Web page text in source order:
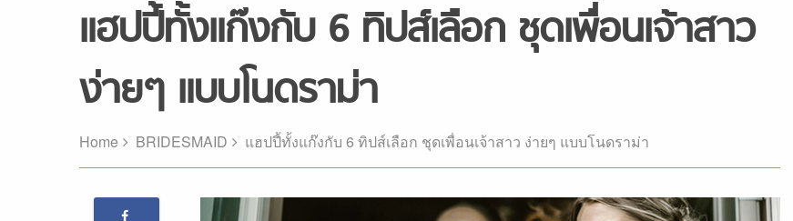
แฮปปี้ทั้งแก๊งกับ 6 ทิปส์เลือก ชุดเพื่อนเจ้าสาว
ง่ายๆ แบบโนดราม่า
Home BRIDESMAID แฮปปี้ทั้งแก๊งกับ 6 ทิปส์เลือก ชุดเพื่อนเจ้าสาว ง่ายๆ แบบโนดราม่า